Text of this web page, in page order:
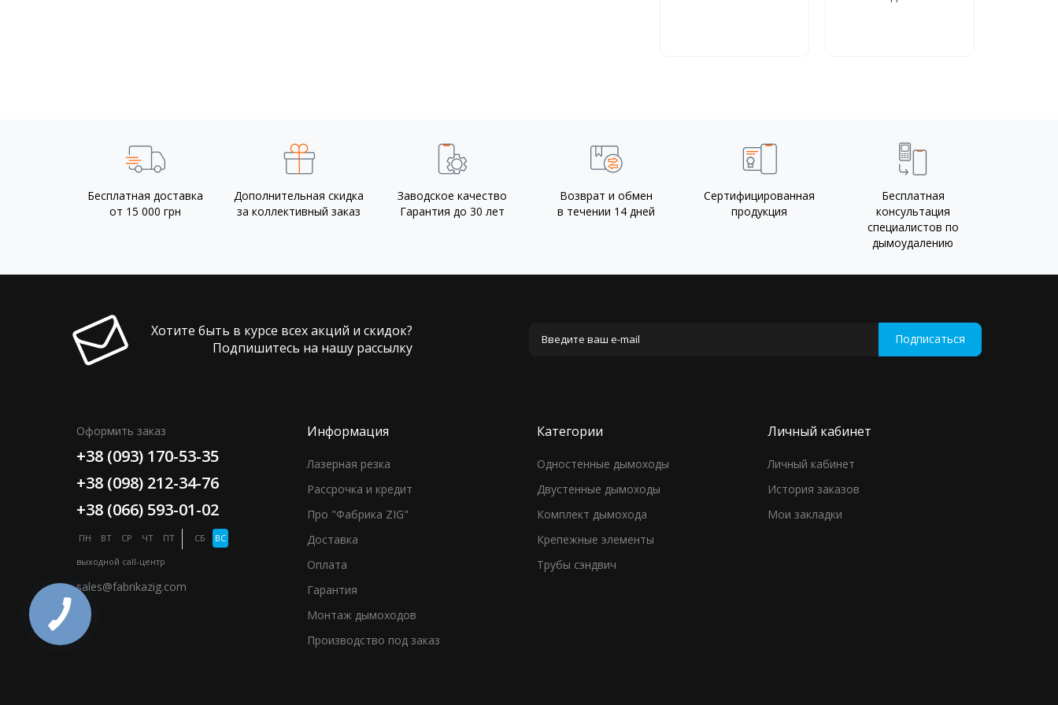
Бесплатная доставка
от 15 000 грн
Дополнительная скидка
за коллективный заказ
Заводское качество
Гарантия до 30 лет
Возврат и обмен
в течении 14 дней
Сертифицированная
продукция
Бесплатная
консультация
специалистов по
дымоудалению
Хотите быть в курсе всех акций и скидок?
Подпишитесь на нашу рассылку
Подписаться
Оформить заказ
+38 (093) 170-53-35
+38 (098) 212-34-76
+38 (066) 593-01-02
ПН ВТ СР ЧТ ПТ СБ
ВС
выходной call-центр
sales@fabrikazig.com
Информация
Лазерная резка
Рассрочка и кредит
Про "Фабрика ZIG"
Доставка
Оплата
Гарантия
Монтаж дымоходов
Производство под заказ
Категории
Одностенные дымоходы
Двустенные дымоходы
Комплект дымохода
Крепежные элементы
Трубы сэндвич
Личный кабинет
Личный кабинет
История заказов
Мои закладки